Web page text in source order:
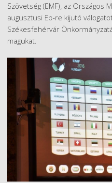
Szövetség (EMF), az Országos
augusztusi Eb-re kijutó
Székesfehérvár
magukat.